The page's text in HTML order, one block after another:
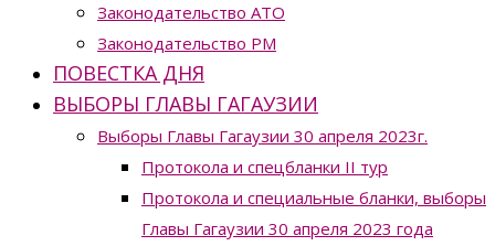
Законодательство ATO
Законодательство РМ
ПОВЕСТКА ДНЯ
ВЫБОРЫ ГЛАВЫ ГАГАУЗИИ
Выборы Главы Гагаузии 30 апреля 2023г.
Протокола и спецбланки II тур
Протокола и специальные бланки, выборы
Главы Гагаузии 30 апреля 2023 года